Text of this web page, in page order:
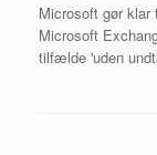
Microsoft gør
Microsoft
tilfælde 'uden